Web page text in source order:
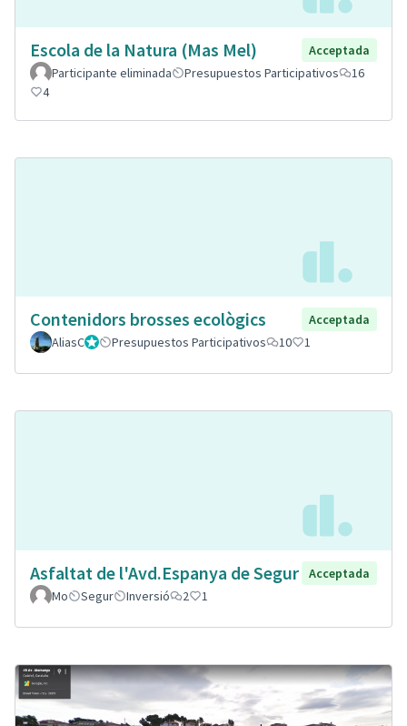
Escola de la Natura (Mas Mel)
Acceptada
Participante eliminada
Presupuestos Participativos
16
4
Contenidors brosses ecològics
Acceptada
AliasCGestorPresupuestos Participativos 10 1
Asfaltat de l'Avd.Espanya de Segur
Acceptada
Mo
Segur Inversió 2 1